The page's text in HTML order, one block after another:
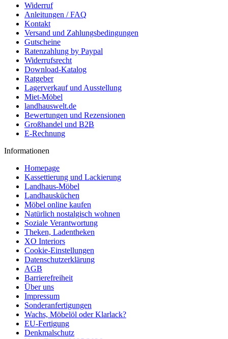
Widerruf
Anleitungen / FAQ
Kontakt
Versand und Zahlungsbedingungen
Gutscheine
Ratenzahlung by Paypal
Widerrufsrecht
Download-Katalog
Ratgeber
Lagerverkauf und Ausstellung
Miet-Möbel
landhauswelt.de
Bewertungen und Rezensionen
Großhandel und B2B
E-Rechnung
Informationen
Homepage
Kassettierung und Lackierung
Landhaus-Möbel
Landhausküchen
Möbel online kaufen
Natürlich nostalgisch wohnen
Soziale Verantwortung
Theken, Ladentheken
XO Interiors
Cookie-Einstellungen
Datenschutzerklärung
AGB
Barrierefreiheit
Über uns
Impressum
Sonderanfertigungen
Wachs, Möbelöl oder Klarlack?
EU-Fertigung
Denkmalschutz